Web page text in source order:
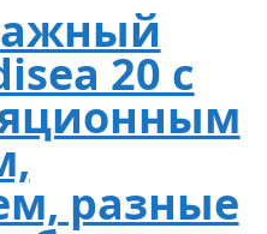
20 с
разные